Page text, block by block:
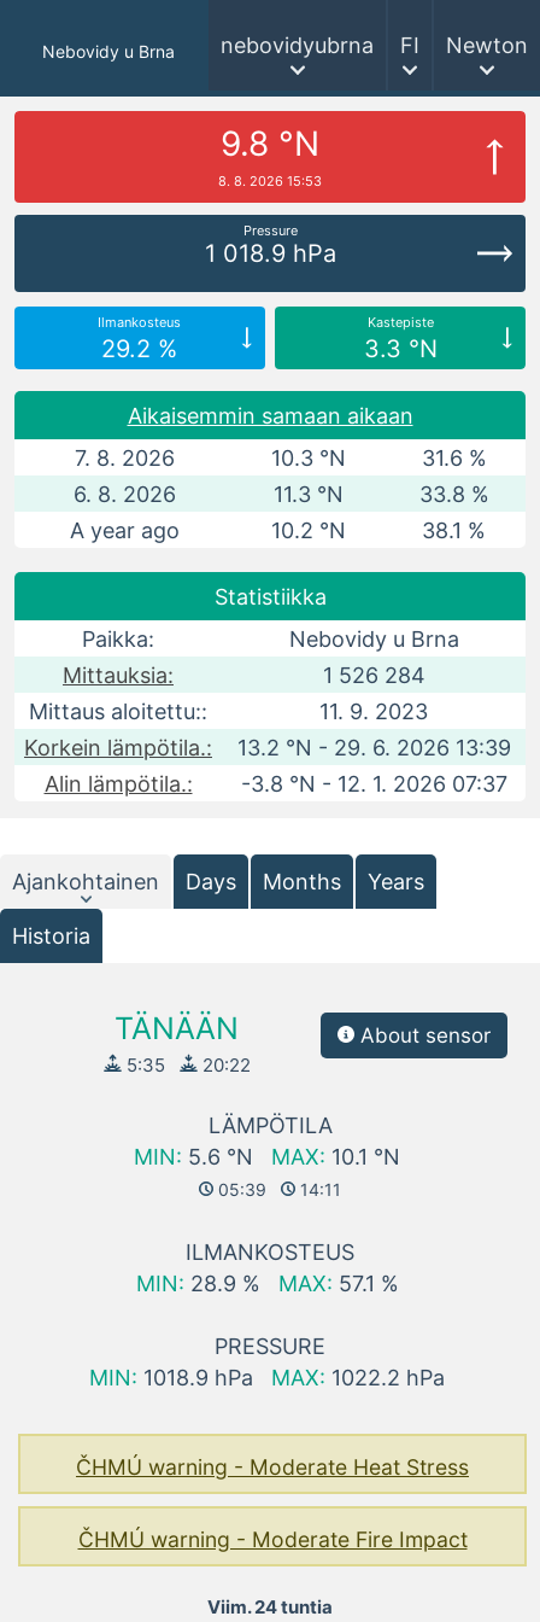
Nebovidy u Brna nebovidyubrna FI Newton
9.8 °N
8. 8. 2026 15:53
Pressure
1 018.9 hPa
Ilmankosteus
29.2 %
Kastepiste
3.3 °N
Aikaisemmin samaan aikaan
7. 8. 2026
10.3 °N
31.6 %
6. 8. 2026
11.3 °N
33.8 %
A year ago
10.2 °N 38.1 %
Statistiikka
Paikka:
Nebovidy u Brna
Mittauksia:
1 526 284
Mittaus aloitettu::
11. 9. 2023
Korkein lämpötila.:
13.2 °N - 29. 6. 2026 13:39
Alin lämpötila.:
-3.8 °N - 12. 1. 2026 07:37
Ajankohtainen Days Months Years
Historia
About sensor
TÄNÄÄN
5:35 20:22
LÄMPÖTILA
MIN: 5.6 °N MAX: 10.1 °N
05:39 14:11
ILMANKOSTEUS
MIN: 28.9 % MAX: 57.1 %
PRESSURE
MIN: 1018.9 hPa MAX: 1022.2 hPa
ČHMÚ warning - Moderate Heat Stress
ČHMÚ warning - Moderate Fire Impact
Viim. 24 tuntia